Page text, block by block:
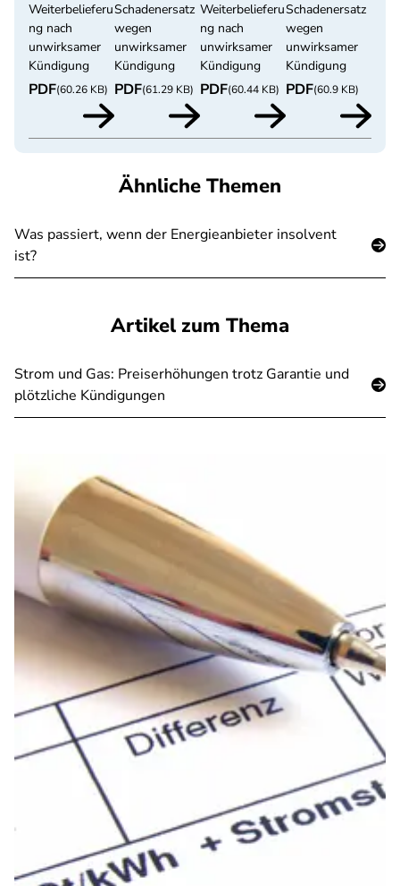
Weiterbelieferu
ng nach
unwirksamer
Kündigung
PDF(60.26 KB)
Schadenersatz
wegen
unwirksamer
Kündigung
PDF(61.29 KB)
Weiterbelieferu
ng nach
unwirksamer
Kündigung
PDF(60.44 KB)
Schadenersatz
wegen
unwirksamer
Kündigung
PDF(60.9 KB)
Ähnliche Themen
Was passiert, wenn der Energieanbieter insolvent
ist?
Artikel zum Thema
Strom und Gas: Preiserhöhungen trotz Garantie und
plötzliche Kündigungen